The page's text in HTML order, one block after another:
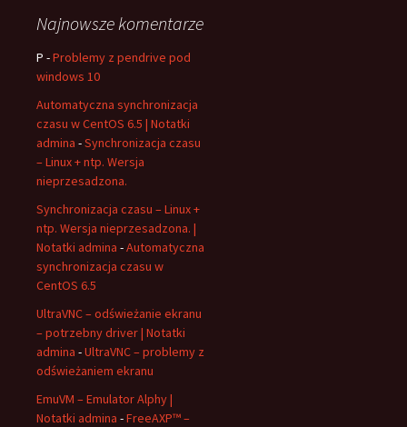
Najnowsze komentarze
P -Problemy z pendrive pod
windows 10
Automatyczna synchronizacja
czasu w CentOS 6.5 | Notatki
admina -Synchronizacja czasu
– Linux + ntp. Wersja
nieprzesadzona.
Synchronizacja czasu – Linux +
ntp. Wersja nieprzesadzona. |
Notatki admina -Automatyczna
synchronizacja czasu w
CentOS 6.5
UltraVNC – odświeżanie ekranu
– potrzebny driver | Notatki
admina -UltraVNC – problemy z
odświeżaniem ekranu
EmuVM – Emulator Alphy |
Notatki admina -FreeAXP™ –